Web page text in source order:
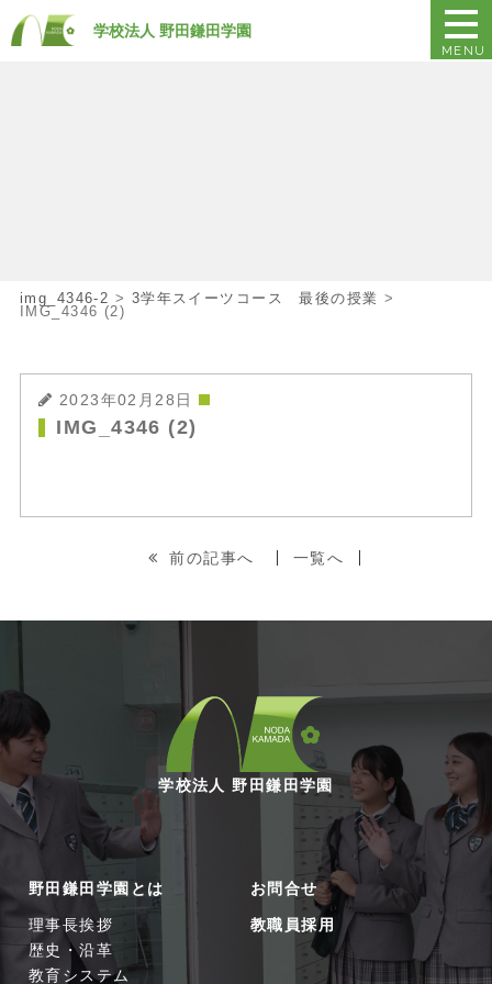
学校法人 野田鎌田学園
MENU
img_4346-2 > 3学年スイーツコース 最後の授業 >
IMG_4346 (2)
2023年02月28日
IMG_4346 (2)
前の記事へ 一覧へ
学校法人 野田鎌田学園
野田鎌田学園とは
理事長挨拶
歴史・沿革
教育システム
お問合せ
教職員採用